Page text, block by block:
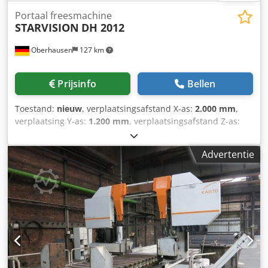
Oberhausen 127 km
Portaal freesmachine
STARVISION DH 2012
Prijsinfo Bellen
Toestand: nieuw, verplaatsingsafstand X-as: 2.000 mm,
verplaatsing Y-as: 1.200 mm, verplaatsingsafstand Z-as:
, aanvoersnelheid X-as:
voeringssnelheid Y-as:30.000 m/min, voedingssnelheid Z-
as:30.000 m/min, tafel lengte:
, tafelbreedte:
1.100 mm, spilsnelheid (max.): 6.000 rpm, tafelbelasting:
4.000 kg, positie van de freeskop:Vertikal, koppel:1.356
Nm, spilneus:SK 50 - DIN 69871A, Uitrusting: toerental
traploos regelbaar
, STARVISION DH 2012
portalfreesmachine – direct leverbaar De STARVISION DH
2012 is een uiterst nauwkeurige portalfreesmachine voor
de bewerking van grote en zware werkstukken. Ideaal voor
matrijzenbouw, machinebouw, toelevering en veeleisende
Advertentie